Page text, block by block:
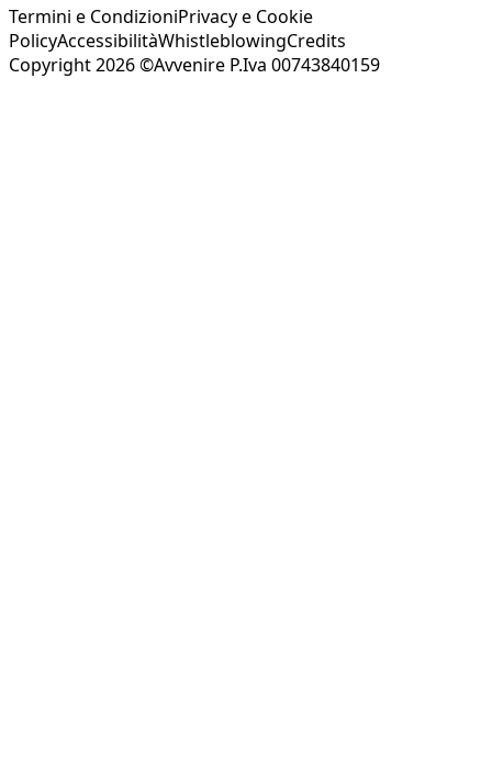
Termini e CondizioniPrivacy e Cookie
PolicyAccessibilitàWhistleblowingCredits
Copyright 2026 ©Avvenire P.Iva 00743840159